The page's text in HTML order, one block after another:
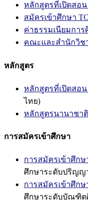
หลักสูตรที่เปิดสอน
สมัครเข้าศึกษา
ค่าธรรมเนียมการ
คณะและสำนักวิช
หลักสูตร
หลักสูตรที่เปิดสอ
ไทย)
หลักสูตรนานาชาติ
การสมัครเข้าศึกษา
การสมัครเข้าศึก
ศึกษาระดับปริญ
การสมัครเข้าศึก
ศึกษาระดับบัณฑิต